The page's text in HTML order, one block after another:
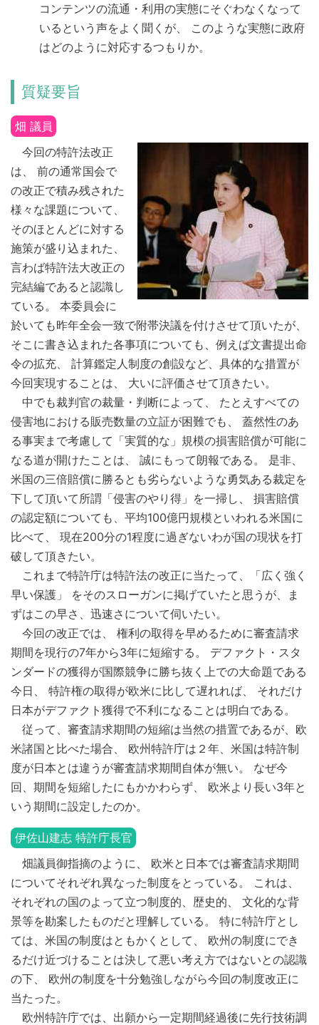
コンテンツの流通・利用の実態にそぐわなくなって
いるという声をよく聞くが、 このような実態に政府
はどのように対応するつもりか。
質疑要旨
畑 議員
今回の特許法改正
は、 前の通常国会で
の改正で積み残された
様々な課題について、
そのほとんどに対する
施策が盛り込まれた、
言わば特許法大改正の
完結編であると認識し
ている。 本委員会に
於いても昨年全会一致で附帯決議を付けさせて頂いたが、
そこに書き込まれた各事項についても、例えば文書提出命
令の拡充、 計算鑑定人制度の創設など、具体的な措置が
今回実現することは、 大いに評価させて頂きたい。
中でも裁判官の裁量・判断によって、 たとえすべての
侵害地における販売数量の立証が困難でも、 蓋然性のあ
る事実まで考慮して「実質的な」規模の損害賠償が可能に
なる道が開けたことは、 誠にもって朗報である。 是非、
米国の三倍賠償に勝るとも劣らないような勇気ある裁定を
下して頂いて所謂「侵害のやり得」を一掃し、 損害賠償
の認定額についても、平均100億円規模といわれる米国に
比べて、 現在200分の1程度に過ぎないわが国の現状を打
破して頂きたい。
これまで特許庁は特許法の改正に当たって、「広く強く
早い保護」 をそのスローガンに掲げていたと思うが、ま
ずはこの早さ、迅速さについて伺いたい。
今回の改正では、 権利の取得を早めるために審査請求
期間を現行の7年から3年に短縮する。 デファクト・スタ
ンダードの獲得が国際競争に勝ち抜く上での大命題である
今日、 特許権の取得が欧米に比して遅れれば、 それだけ
日本がデファクト獲得で不利になることは明白である。
従って、審査請求期間の短縮は当然の措置であるが、欧
米諸国と比べた場合、 欧州特許庁は２年、米国は特許制
度が日本とは違うが審査請求期間自体が無い。 なぜ今
回、期間を短縮したにもかかわらず、 欧米より長い3年と
いう期間に設定したのか。
伊佐山建志 特許庁長官
畑議員御指摘のように、 欧米と日本では審査請求期間
についてそれぞれ異なった制度をとっている。 これは、
それぞれの国のよって立つ制度的、歴史的、 文化的な背
景等を勘案したものだと理解している。 特に特許庁とし
ては、米国の制度はともかくとして、 欧州の制度にでき
るだけ近づけることは決して悪い考え方ではないとの認識
の下、 欧州の制度を十分勉強しながら今回の制度改正に
当たった。
欧州特許庁では、出願から一定期間経過後に先行技術調